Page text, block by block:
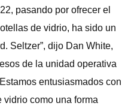
pasando por ofrecer el
de vidrio, ha sido un
Seltzer”, dijo Dan White,
de la unidad operativa
entusiasmados con
como una forma